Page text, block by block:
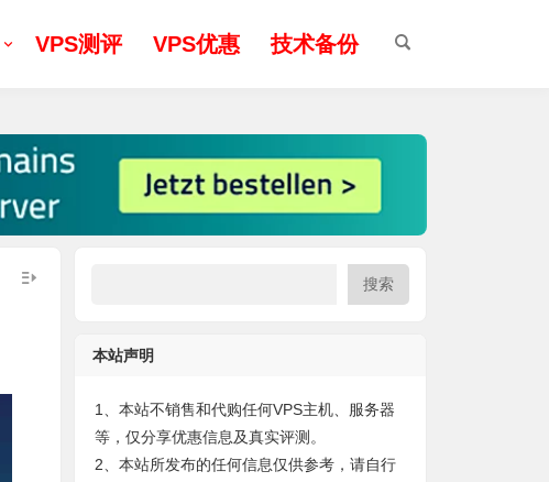
VPS测评 VPS优惠 技术备份
搜索
本站声明
1、本站不销售和代购任何VPS主机、服务器
等，仅分享优惠信息及真实评测。
2、本站所发布的任何信息仅供参考，请自行